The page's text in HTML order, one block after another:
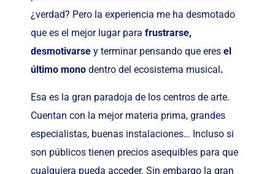
¿verdad? Pero la experiencia me ha desmotado
que es el mejor lugar para frustrarse,
desmotivarse y terminar pensando que eres el
último mono dentro del ecosistema musical .
Esa es la gran paradoja de los centros de arte.
Cuentan con la mejor materia prima, grandes
especialistas, buenas instalaciones… Incluso si
son públicos tienen precios asequibles para que
cualquiera pueda acceder. Sin embargo la gran